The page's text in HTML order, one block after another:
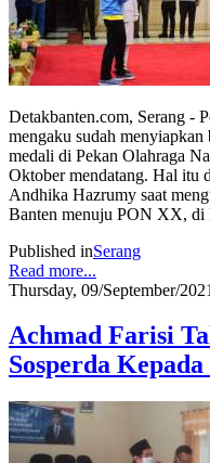
Detakbanten.com, Serang -
mengaku sudah
medali di Pekan Olahraga
Oktober mendatang. Hal itu
Andhika Hazrumy saat
Banten menuju PON XX, di
Published inSerang
Read more...
Thursday, 09/September/2021
Achmad Farisi
Sosperda